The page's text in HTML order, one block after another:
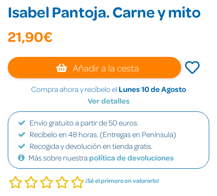
Isabel Pantoja. Carne y mito
21,90€
Añadir a la cesta
Compra ahora y recíbelo el Lunes 10 de Agosto
Ver detalles
Envío gratuito a partir de 50 euros.
Recíbelo en 48 horas. (Entregas en Península)
Recogida y devolución en tienda gratis.
Más sobre nuestra política de devoluciones
¡Sé el primero en valorarlo!